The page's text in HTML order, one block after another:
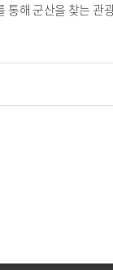
통해 군산을 찾는 관